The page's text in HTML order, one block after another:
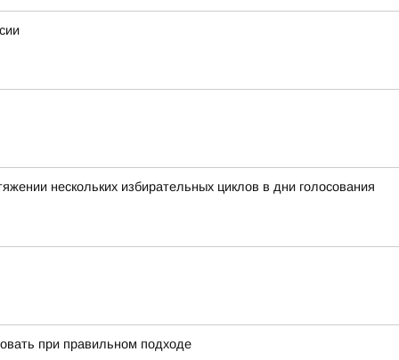
нескольких избирательных циклов в дни голосования
при правильном подходе